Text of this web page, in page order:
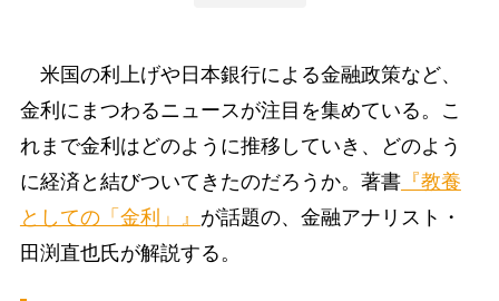
米国の利上げや日本銀行による金融政策など、
金利にまつわるニュースが注目を集めている。こ
れまで金利はどのように推移していき、どのよう
に経済と結びついてきたのだろうか。著書『教養
としての「金利」』 が話題の、金融アナリスト・
田渕直也氏が解説する。